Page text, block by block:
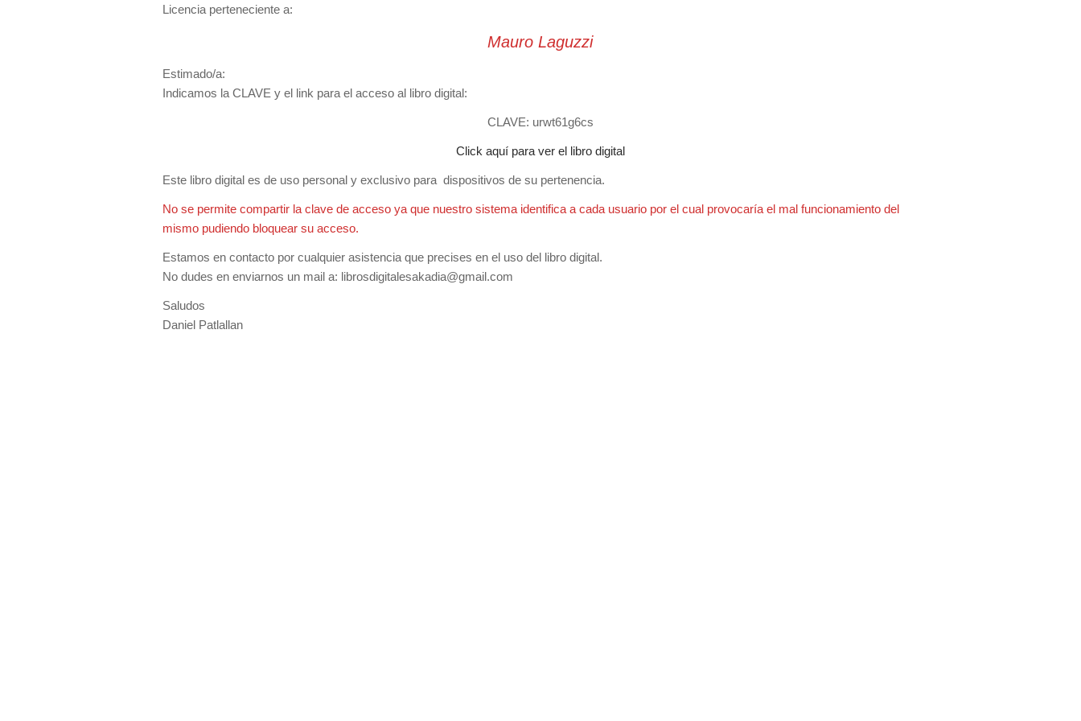
Licencia perteneciente a:
Mauro Laguzzi
Estimado/a:
Indicamos la CLAVE y el link para el acceso al libro digital:
CLAVE: urwt61g6cs
Click aquí para ver el libro digital
Este libro digital es de uso personal y exclusivo para dispositivos de su pertenencia.
No se permite compartir la clave de acceso ya que nuestro sistema identifica a cada usuario por el cual provocaría el mal funcionamiento del
mismo pudiendo bloquear su acceso.
Estamos en contacto por cualquier asistencia que precises en el uso del libro digital.
No dudes en enviarnos un mail a: librosdigitalesakadia@gmail.com
Saludos
Daniel Patlallan